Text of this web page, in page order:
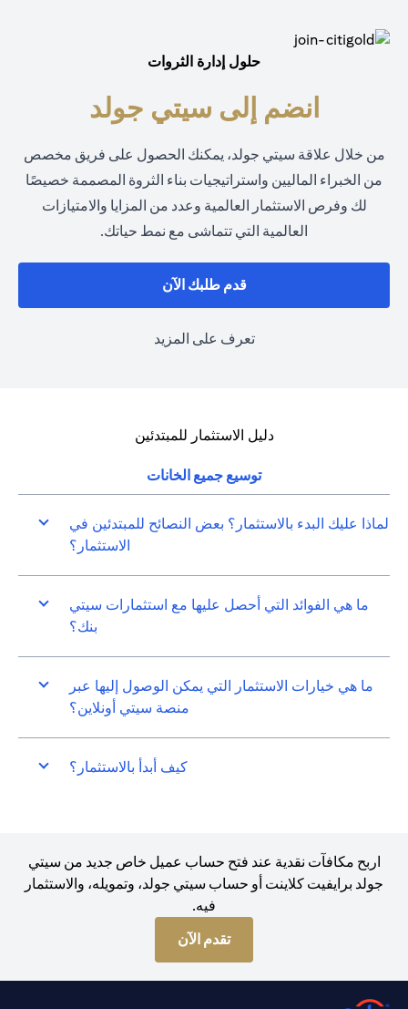
حلول إدارة الثروات
انضم إلى سيتي جولد
من خلال علاقة سيتي جولد، يمكنك الحصول على فريق مخصص
من الخبراء الماليين واستراتيجيات بناء الثروة المصممة خصيصًا
لك وفرص الاستثمار العالمية وعدد من المزايا والامتيازات
العالمية التي تتماشى مع نمط حياتك.
قدم طلبك الآن
تعرف على المزيد
دليل الاستثمار للمبتدئين
توسيع جميع الخانات
لماذا عليك البدء بالاستثمار؟ بعض النصائح للمبتدئين في
الاستثمار؟
ما هي الفوائد التي أحصل عليها مع استثمارات سيتي
بنك؟
ما هي خيارات الاستثمار التي يمكن الوصول إليها عبر
منصة سيتي أونلاين؟
كيف أبدأ بالاستثمار؟
اربح مكافآت نقدية عند فتح حساب عميل خاص جديد من سيتي
جولد برايفيت كلاينت أو حساب سيتي جولد، وتمويله، والاستثمار
فيه.
تقدم الآن